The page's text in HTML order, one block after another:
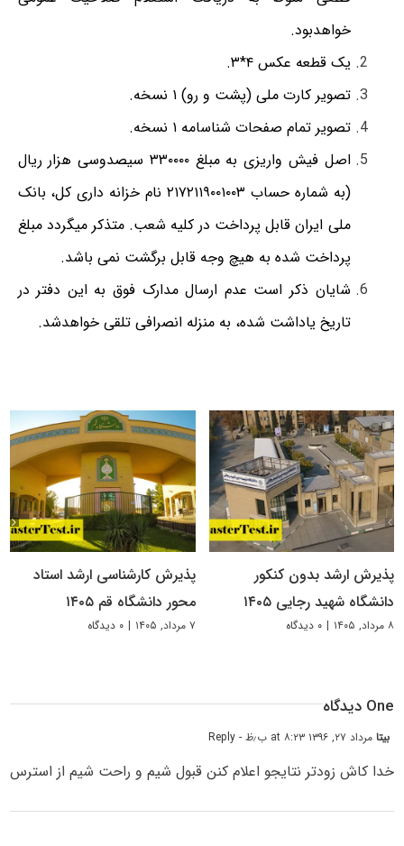
خواهدبود.
یک قطعه عکس ۴*۳.
تصویر کارت ملی (پشت و رو) ۱ نسخه.
تصویر تمام صفحات شناسامه ۱ نسخه.
اصل فیش واریزی به مبلغ ۳۳۰۰۰۰ سیصدوسی هزار ریال
(به شماره حساب ۲۱۷۲۱۱۹۰۰۱۰۰۳ نام خزانه داری کل، بانک
ملی ایران قابل پرداخت در کلیه شعب. متذکر می‏گردد مبلغ
پرداخت شده به هیچ وجه قابل برگشت نمی باشد.
شایان ذکر است عدم ارسال مدارک فوق به این دفتر در
تاریخ یاداشت شده، به منزله انصرافی تلقی خواهدشد.
پذیرش ارشد بدون کنکور
دانشگاه شهید رجایی ۱۴۰۵
۸ مرداد, ۱۴۰۵ | ۰ دیدگاه
پذیرش کارشناسی ارشد استاد
محور دانشگاه قم ۱۴۰۵
۷ مرداد, ۱۴۰۵ | ۰ دیدگاه
One دیدگاه
بیتامرداد ۲۷, ۱۳۹۶ at ۸:۲۳ ب٫ظ - Reply
خدا کاش زودتر نتایجو اعلام کنن قبول شیم و راحت شیم از استرس